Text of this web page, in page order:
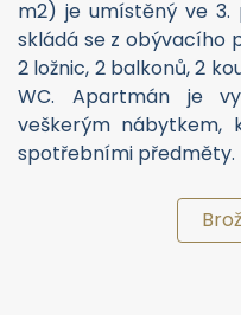
m2) je umístěný ve
skládá se z obývacího
2 ložnic, 2 balkonů, 2
WC. Apartmán je
veškerým nábytkem,
spotřebními předměty.